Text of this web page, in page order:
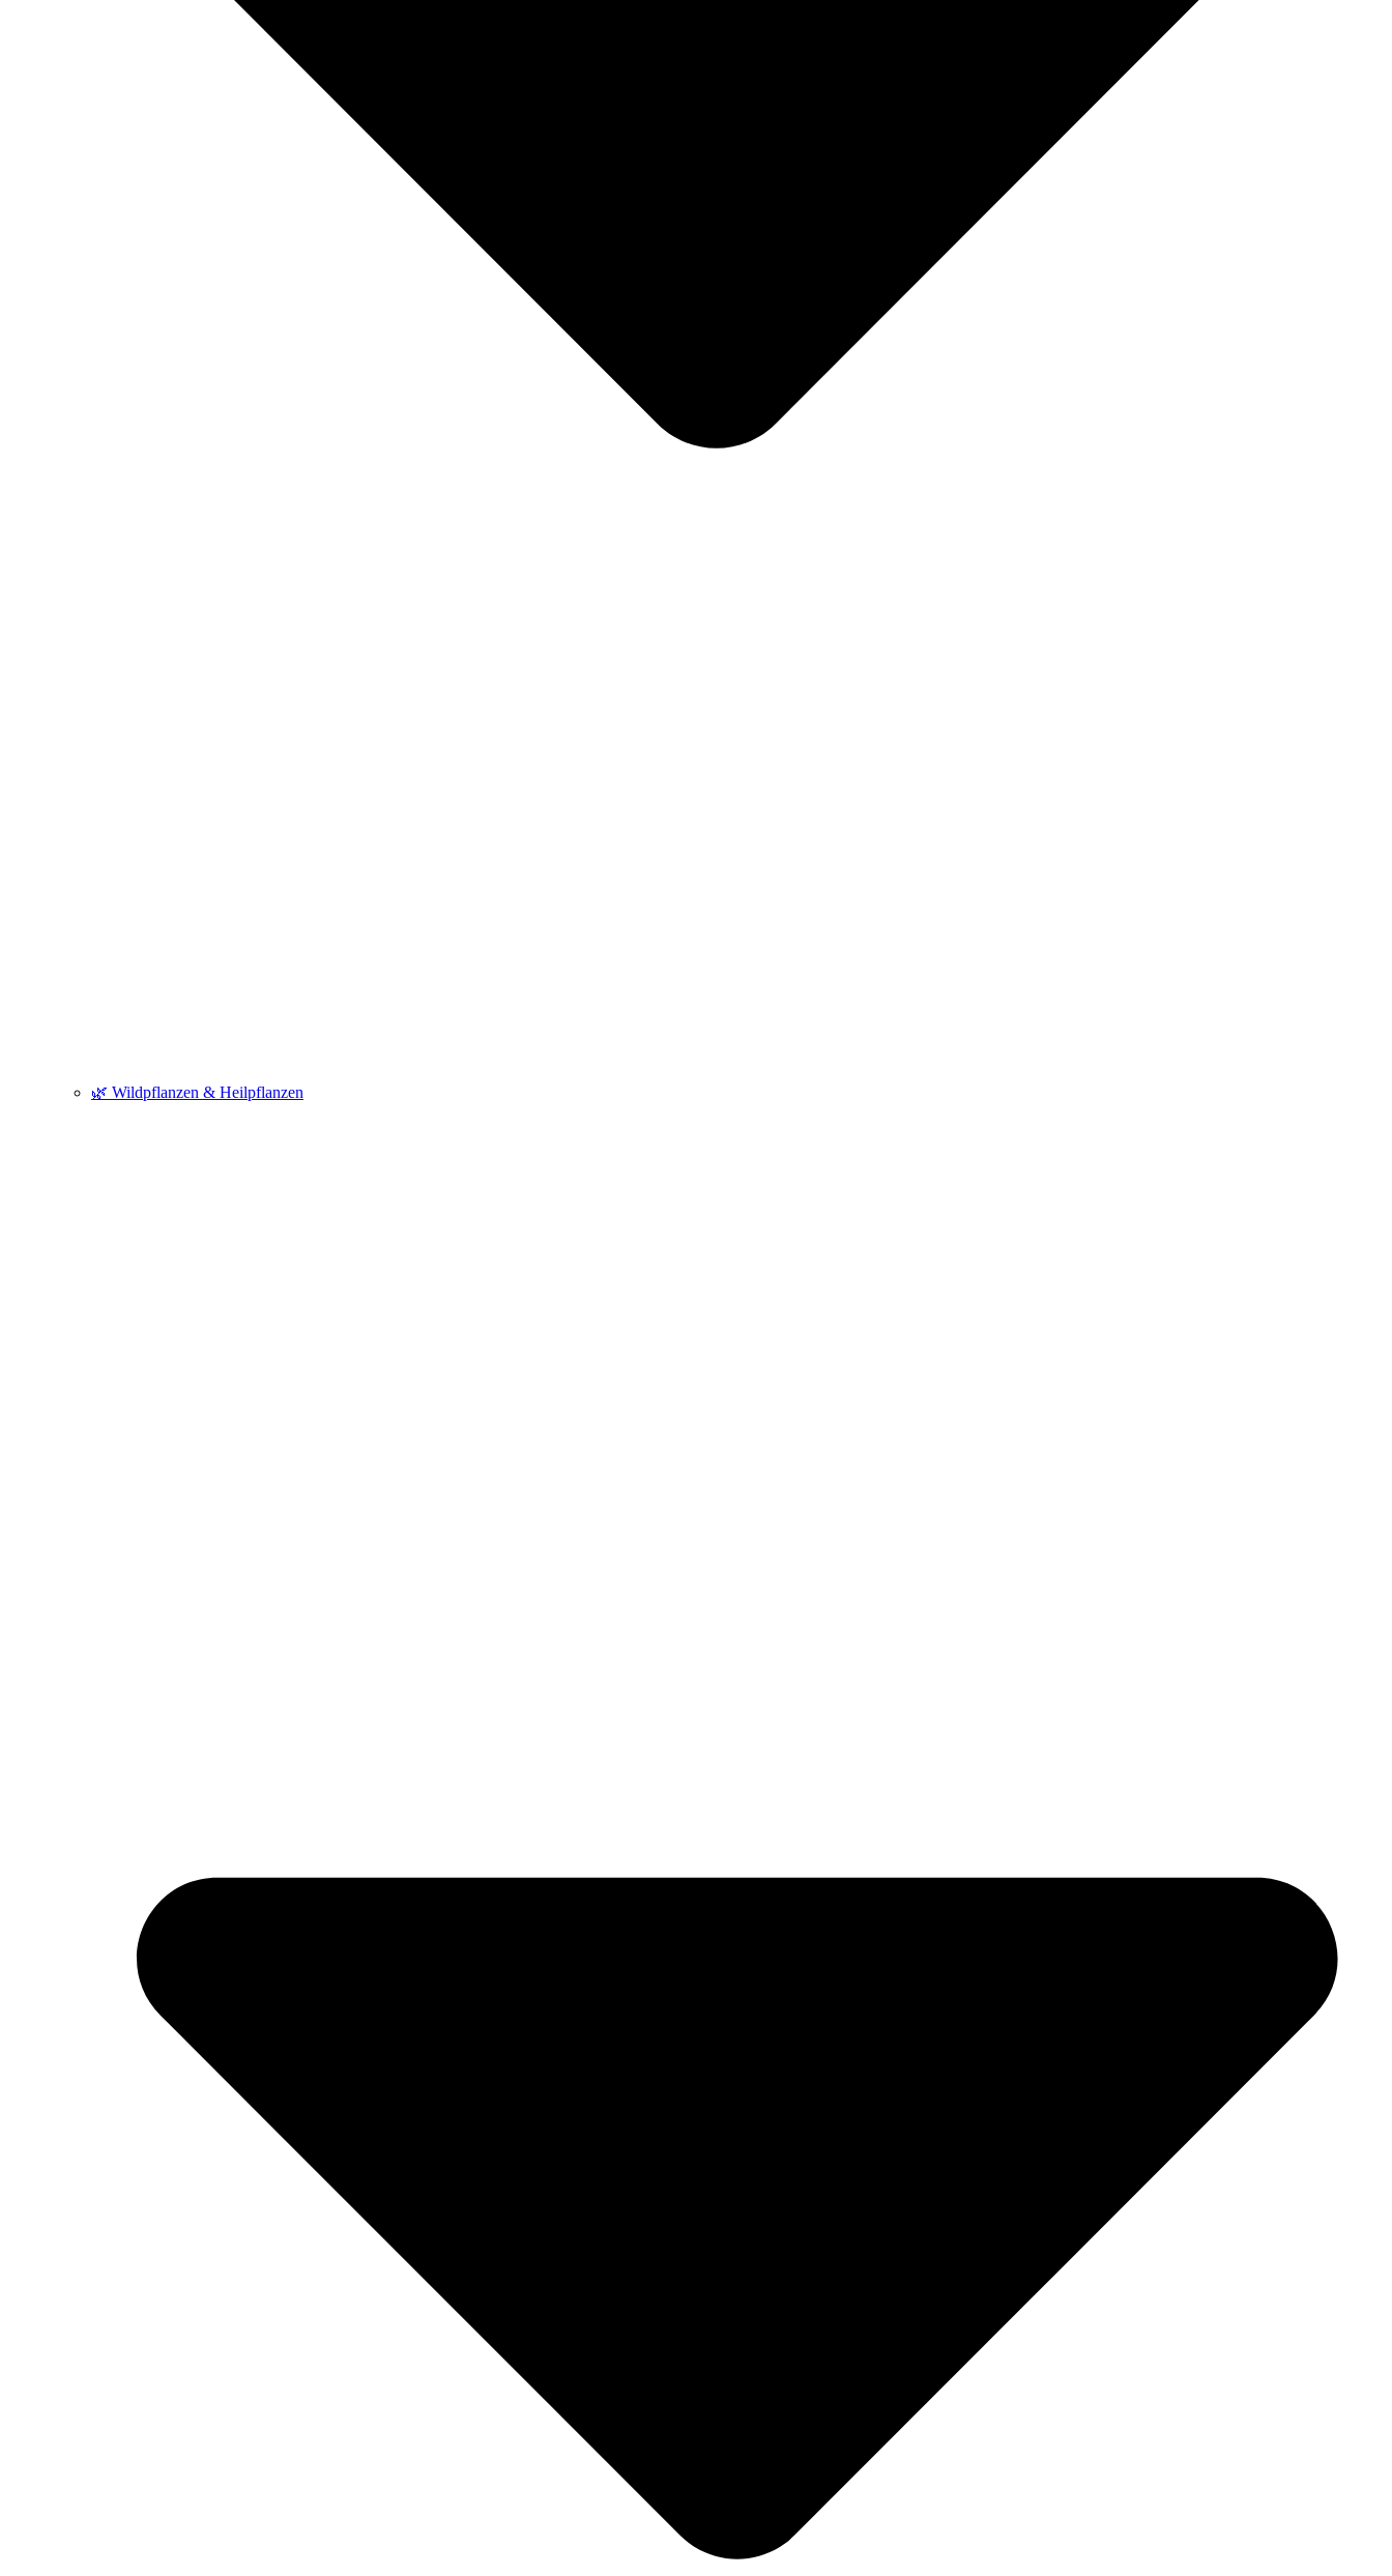
🌿 Wildpflanzen & Heilpflanzen